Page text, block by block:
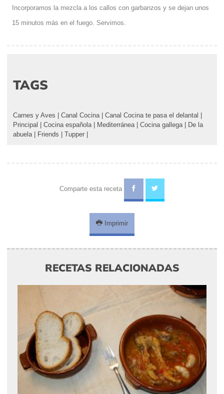
Incorporamos la mezcla a los callos con garbanzos y se dejan unos
15 minutos más en el fuego. Servimos.
TAGS
Carnes y Aves Canal Cocina Canal Cocina te pasa el delantal
Principal
Cocina española Mediterránea Cocina gallega
De la
abuela
Friends Tupper
Comparte esta receta
Imprimir
RECETAS RELACIONADAS